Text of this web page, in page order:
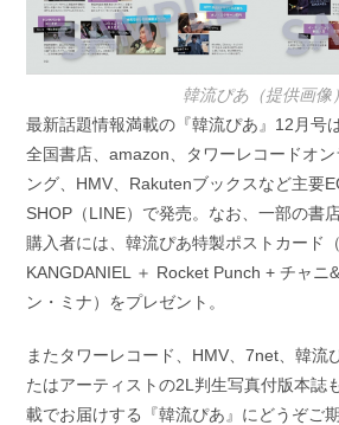
韓流ぴあ（提供画像）
最新話題情報満載の『韓流ぴあ』12月号
全国書店、amazon、タワーレコードオ
ング、HMV、Rakutenブックスなど主要
SHOP（LINE）で発売。なお、一部の書
購入者には、韓流ぴあ特製ポストカード
KANGDANIEL ＋ Rocket Punch + チャニ
ン・ミナ）をプレゼント。
またタワーレコード、HMV、7net、韓流
たはアーティストの2L判生写真付版本誌
載でお届けする『韓流ぴあ』にどうぞご